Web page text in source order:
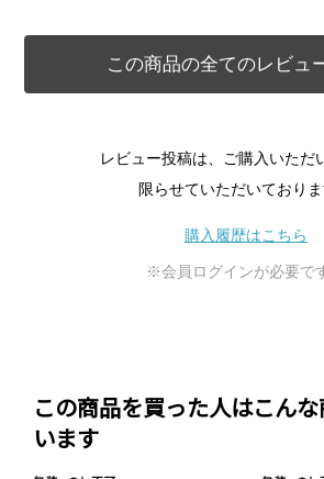
この商品の全てのレビュ
レビュー投稿は、ご購入いただ
限らせていただいておりま
購入履歴はこちら
※会員ログインが必要で
この商品を買った人はこん
います